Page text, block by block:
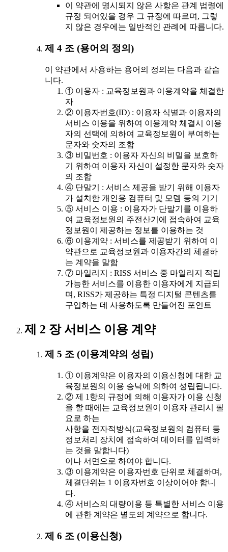
이 약관에 명시되지 않은 사항은 관계 법령에
규정 되어있을 경우 그 규정에 따르며, 그렇
지 않은 경우에는 일반적인 관례에 따릅니다.
제 4 조 (용어의 정의)
이 약관에서 사용하는 용어의 정의는 다음과 같습
니다.
① 이용자 : 교육정보원과 이용계약을 체결한
자
② 이용자번호(ID) : 이용자 식별과 이용자의
서비스 이용을 위하여 이용계약 체결시 이용
자의 선택에 의하여 교육정보원이 부여하는
문자와 숫자의 조합
③ 비밀번호 : 이용자 자신의 비밀을 보호하
기 위하여 이용자 자신이 설정한 문자와 숫자
의 조합
④ 단말기 : 서비스 제공을 받기 위해 이용자
가 설치한 개인용 컴퓨터 및 모뎀 등의 기기
⑤ 서비스 이용 : 이용자가 단말기를 이용하
여 교육정보원의 주전산기에 접속하여 교육
정보원이 제공하는 정보를 이용하는 것
⑥ 이용계약 : 서비스를 제공받기 위하여 이
약관으로 교육정보원과 이용자간의 체결하
는 계약을 말함
⑦ 마일리지 : RISS 서비스 중 마일리지 적립
가능한 서비스를 이용한 이용자에게 지급되
며, RISS가 제공하는 특정 디지털 콘텐츠를
구입하는 데 사용하도록 만들어진 포인트
제 2 장 서비스 이용 계약
제 5 조 (이용계약의 성립)
① 이용계약은 이용자의 이용신청에 대한 교
육정보원의 이용 승낙에 의하여 성립됩니다.
② 제 1항의 규정에 의해 이용자가 이용 신청
을 할 때에는 교육정보원이 이용자 관리시 필
요로 하는
사항을 전자적방식(교육정보원의 컴퓨터 등
정보처리 장치에 접속하여 데이터를 입력하
는 것을 말합니다)
이나 서면으로 하여야 합니다.
③ 이용계약은 이용자번호 단위로 체결하며,
체결단위는 1 이용자번호 이상이어야 합니
다.
④ 서비스의 대량이용 등 특별한 서비스 이용
에 관한 계약은 별도의 계약으로 합니다.
제 6 조 (이용신청)